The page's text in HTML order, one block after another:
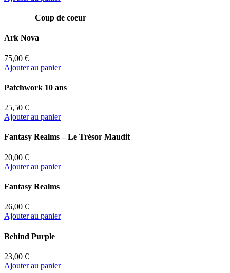
Coup de coeur
Ark Nova
75,00 €
Ajouter au panier
Patchwork 10 ans
25,50 €
Ajouter au panier
Fantasy Realms – Le Trésor Maudit
20,00 €
Ajouter au panier
Fantasy Realms
26,00 €
Ajouter au panier
Behind Purple
23,00 €
Ajouter au panier